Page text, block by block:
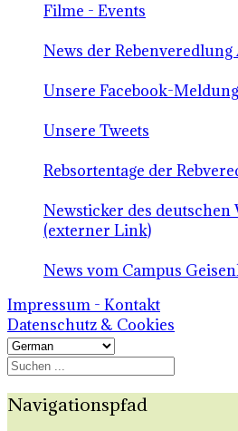
Filme - Events
News der Rebenveredlung
Unsere Facebook-
Unsere Tweets
Rebsortentage der
Newsticker des deutschen
(externer Link)
News vom Campus
Impressum - Kontakt
Datenschutz & Cookies
Navigationspfad